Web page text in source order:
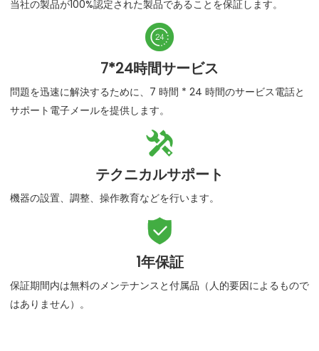
当社の製品が100%認定された製品であることを保証します。

7*24時間サービス
問題を迅速に解決するために、7 時間 * 24 時間のサービス電話と
サポート電子メールを提供します。

テクニカルサポート
機器の設置、調整、操作教育などを行います。

1年保証
保証期間内は無料のメンテナンスと付属品（人的要因によるもので
はありません）。